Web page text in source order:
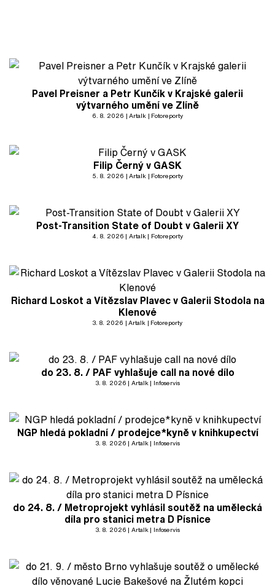
Pavel Preisner a Petr Kunčík v Krajské galerii
výtvarného umění ve Zlíně
6. 8. 2026 Artalk Fotoreporty
Filip Černý v GASK
5. 8. 2026 Artalk Fotoreporty
Post-Transition State of Doubt v Galerii XY
4. 8. 2026 Artalk Fotoreporty
Richard Loskot a Vítězslav Plavec v Galerii Stodola na
Klenové
3. 8. 2026 Artalk Fotoreporty
do 23. 8. / PAF vyhlašuje call na nové dílo
3. 8. 2026 Artalk Infoservis
NGP hledá pokladní / prodejce*kyně v knihkupectví
3. 8. 2026 Artalk Infoservis
do 24. 8. / Metroprojekt vyhlásil soutěž na umělecká
díla pro stanici metra D Písnice
3. 8. 2026 Artalk Infoservis